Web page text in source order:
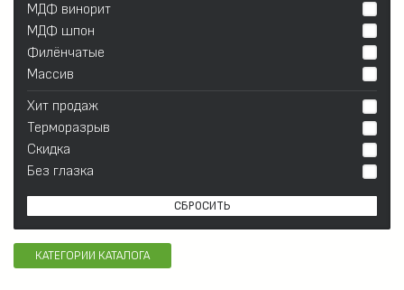
МДФ винорит
МДФ шпон
Филёнчатые
Массив
Хит продаж
Терморазрыв
Скидка
Без глазка
СБРОСИТЬ
КАТЕГОРИИ КАТАЛОГА